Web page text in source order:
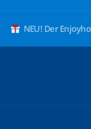
NEU! Der